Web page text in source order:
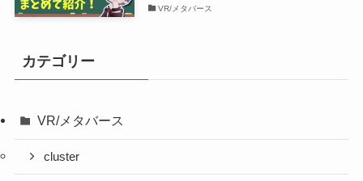
VR/メタバース
カテゴリー
VR/メタバース
cluster